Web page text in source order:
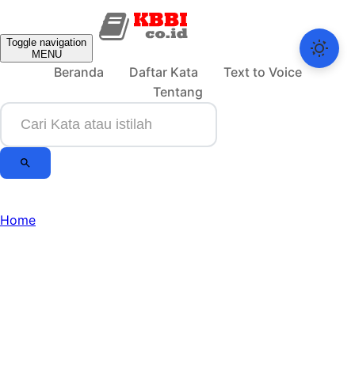
Toggle navigation
MENU
Beranda Daftar Kata
Text to Voice
Tentang
Home